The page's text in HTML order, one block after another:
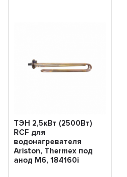
ТЭН 2,5кВт (2500Вт)
RCF для
водонагревателя
Ariston, Thermex под
анод М6, 184160i